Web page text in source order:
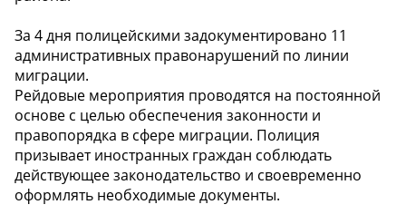
За 4 дня полицейскими задокументировано 11
административных правонарушений по линии
миграции.
Рейдовые мероприятия проводятся на постоянной
основе с целью обеспечения законности и
правопорядка в сфере миграции. Полиция
призывает иностранных граждан соблюдать
действующее законодательство и своевременно
оформлять необходимые документы.